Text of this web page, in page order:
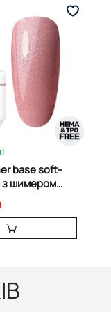
base soft-
з шимером